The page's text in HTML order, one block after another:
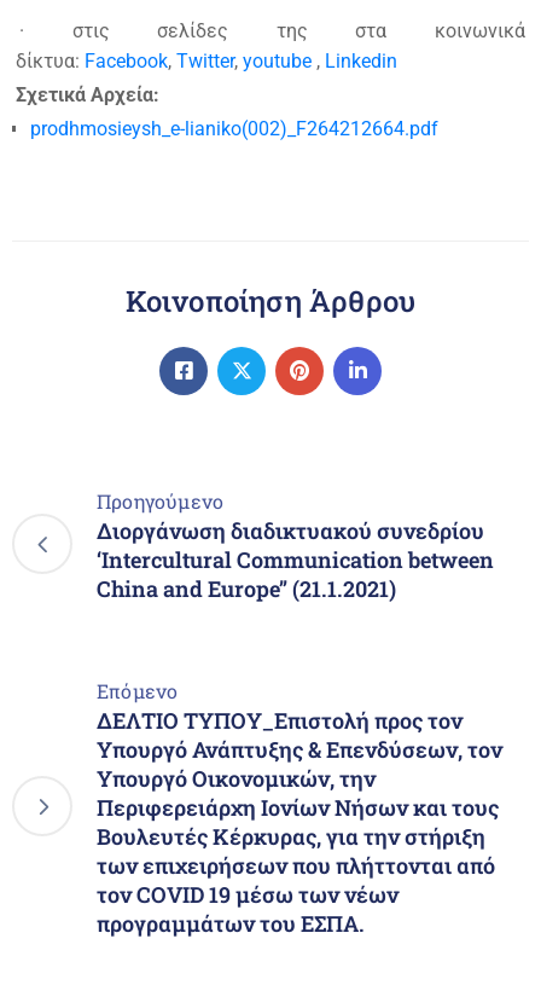
· στις σελίδες της στα κοινωνικά
δίκτυα: Facebook, Twitter, youtube , Linkedin
Σχετικά Αρχεία:
prodhmosieysh_e-lianiko(002)_F264212664.pdf
Κοινοποίηση Άρθρου
Προηγούμενο
Διοργάνωση διαδικτυακού συνεδρίου
‘Intercultural Communication between
China and Europe’’ (21.1.2021)
Επόμενο
ΔΕΛΤΙΟ ΤΥΠΟΥ_Επιστολή προς τον
Υπουργό Ανάπτυξης & Επενδύσεων, τον
Υπουργό Οικονομικών, την
Περιφερειάρχη Ιονίων Νήσων και τους
Βουλευτές Κέρκυρας, για την στήριξη
των επιχειρήσεων που πλήττονται από
τον COVID 19 μέσω των νέων
προγραμμάτων του ΕΣΠΑ.